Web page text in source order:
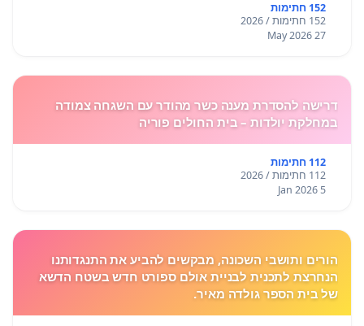
152 חתימות
152 חתימות / 2026
27 May 2026
דרישה להסדרת מענה כשר מהודר עם השגחה צמודה
במחלקת יולדות – בית החולים פוריה
112 חתימות
112 חתימות / 2026
5 Jan 2026
הורים ותושבי השכונה, מבקשים להביע את התנגדותנו
הנחרצת לתכנית לבניית אולם ספורט חדש בשטח הדשא
של בית הספר גולדה מאיר.